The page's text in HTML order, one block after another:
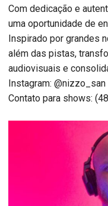
Com dedicação e
uma oportunidade de
Inspirado por grandes
além das pistas,
audiovisuais e
Instagram: @nizzo_san
Contato para shows: